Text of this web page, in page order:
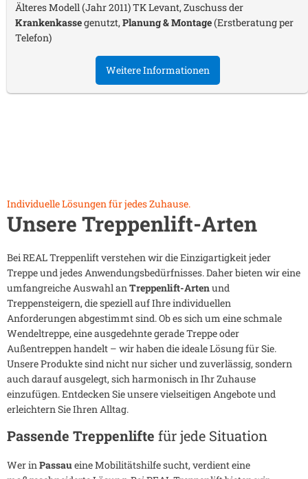
Älteres Modell (Jahr 2011) TK Levant, Zuschuss der
Krankenkassegenutzt,Planung & Montage(Erstberatung per
Telefon)
Weitere Informationen
Individuelle Lösungen für jedes Zuhause.
Unsere Treppenlift-Arten
Bei REAL Treppenlift verstehen wir die Einzigartigkeit jeder
Treppe und jedes Anwendungsbedürfnisses. Daher bieten wir eine
umfangreiche Auswahl anTreppenlift-Artenund
Treppensteigern, die speziell auf Ihre individuellen
Anforderungen abgestimmt sind. Ob es sich um eine schmale
Wendeltreppe, eine ausgedehnte gerade Treppe oder
Außentreppen handelt – wir haben die ideale Lösung für Sie.
Unsere Produkte sind nicht nur sicher und zuverlässig, sondern
auch darauf ausgelegt, sich harmonisch in Ihr Zuhause
einzufügen. Entdecken Sie unsere vielseitigen Angebote und
erleichtern Sie Ihren Alltag.
Passende Treppenlifte für jede Situation
Wer inPassaueine Mobilitätshilfe sucht, verdient eine